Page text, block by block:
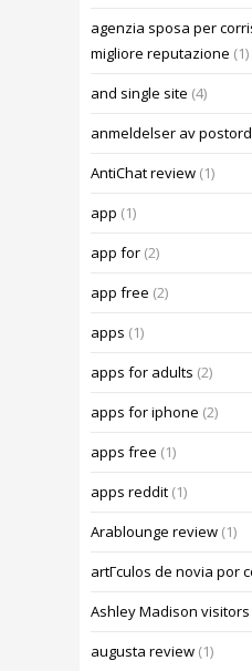
agenzia sposa per
migliore reputazione (1)
and single site (4)
anmeldelser av
AntiChat review (1)
app (1)
app for (2)
app free (2)
apps (1)
apps for adults (2)
apps for iphone (2)
apps free (1)
apps reddit (1)
Arablounge review (1)
artГ­culos de novia por
Ashley Madison visitors
augusta review (1)